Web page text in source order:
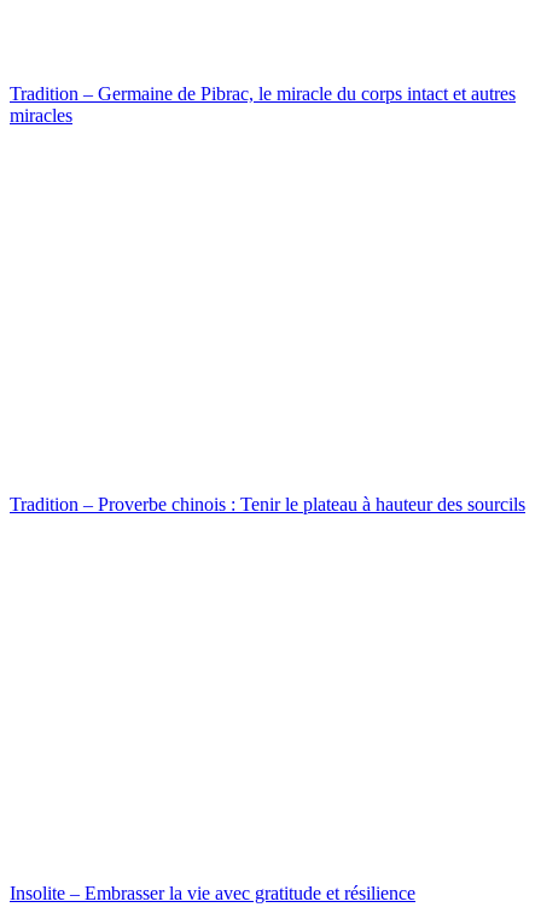
Tradition – Germaine de Pibrac, le miracle du corps intact et autres
miracles
Tradition – Proverbe chinois : Tenir le plateau à hauteur des sourcils
Insolite – Embrasser la vie avec gratitude et résilience